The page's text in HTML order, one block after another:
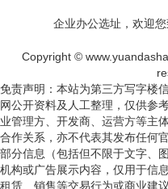
企业办公选址，欢迎您
Copyright ©
免责声明：本站为第三方写字楼
网公开资料及人工整理，仅供参
业管理方、开发商、运营方等主
合作关系，亦不代表其发布任何
部分信息（包括但不限于文字、
机构或广告展示内容，仅用于信
租赁、销售等交易行为或商业建